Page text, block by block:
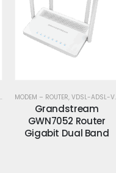
MODEM – ROUTER,VDSL-ADSL-VPN
Grandstream
GWN7052F Router WIFI